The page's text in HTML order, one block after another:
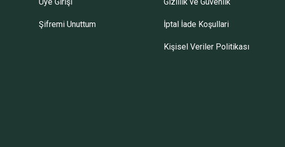
Şifremi Unuttum İptal İade Koşullari
Kişisel Veriler Politikası